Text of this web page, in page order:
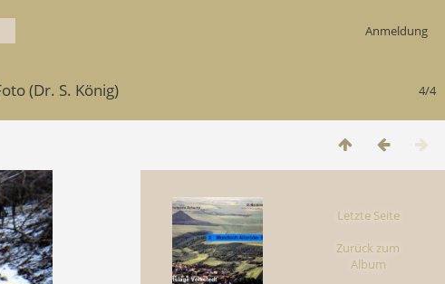
Anmeldung
4/4
(Dr. S. König)
Letzte Seite
Zurück zum
Album